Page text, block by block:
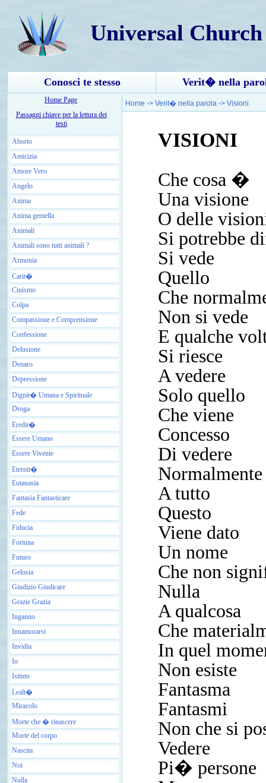
Universal
Conosci te stesso Verit� nella
Home Page
Passaggi chiave per la lettura dei
testi
Aborto
Amicizia
Amore Vero
Angelo
Anima
Anima gemella
Animali
Animali sono tutti animali ?
Armonia
Carit�
Cinismo
Colpa
Compassione e Comprensione
Confessione
Delusione
Denaro
Depressione
Dignit� Umana e Spirituale
Droga
Eredit�
Essere Umano
Essere Vivente
Eternit�
Eutanasia
Fantasia Fantasticare
Fede
Fiducia
Fortuna
Futuro
Gelosia
Giudizio Giudicare
Grazie Grazia
Inganno
Innamorarsi
Invidia
Io
Istinto
Lealt�
Miracolo
Morte che � rinascere
Morte del corpo
Nascita
Noi
Nulla
Home -> Verit� nella parola -> Visioni
VISIONI
Che cosa �
Una visione
O delle
Si potrebbe
Si vede
Quello
Che
Non si vede
E qualche
Si riesce
A vedere
Solo quello
Che viene
Concesso
Di vedere
Normalmente
A tutto
Questo
Viene dato
Un nome
Che non
Nulla
A qualcosa
Che
In quel
Non esiste
Fantasma
Fantasmi
Non che si
Vedere
Pi� persone